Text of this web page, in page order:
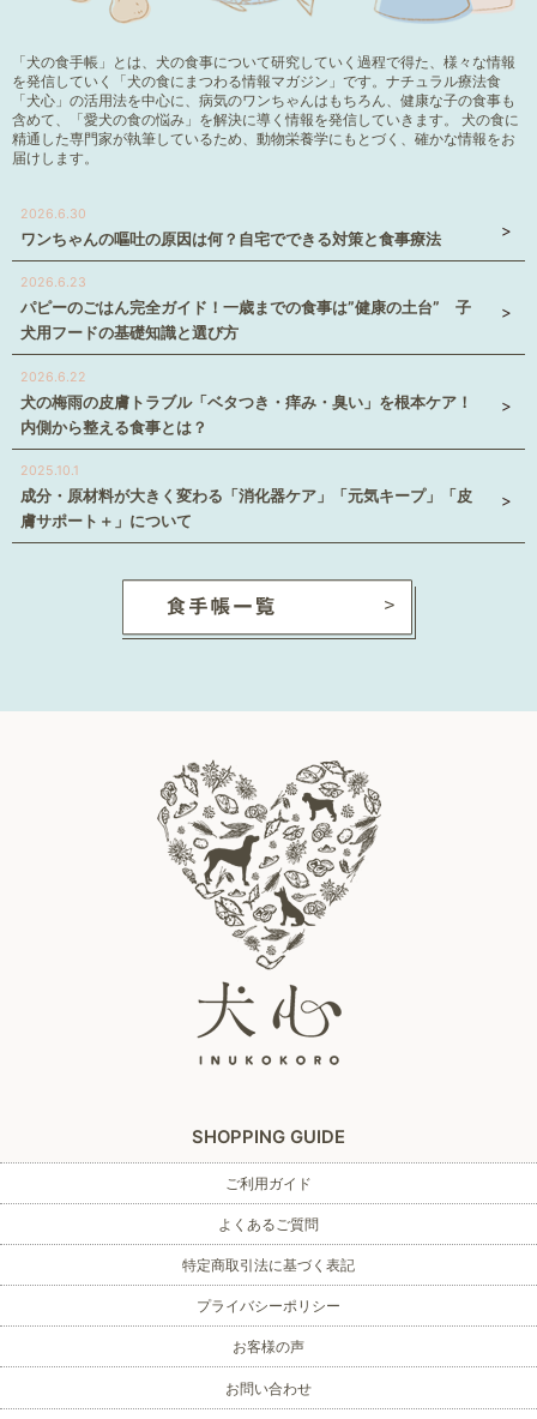
「犬の食手帳」とは、犬の食事について研究していく過程で得た、様々な情報
を発信していく「犬の食にまつわる情報マガジン」です。ナチュラル療法食
「犬心」の活用法を中心に、病気のワンちゃんはもちろん、健康な子の食事も
含めて、「愛犬の食の悩み」を解決に導く情報を発信していきます。 犬の食に
精通した専門家が執筆しているため、動物栄養学にもとづく、確かな情報をお
届けします。
2026.6.30
ワンちゃんの嘔吐の原因は何？自宅でできる対策と食事療法
2026.6.23
パピーのごはん完全ガイド！一歳までの食事は”健康の土台” 子
犬用フードの基礎知識と選び方
2026.6.22
犬の梅雨の皮膚トラブル「ベタつき・痒み・臭い」を根本ケア！
内側から整える食事とは？
2025.10.1
成分・原材料が大きく変わる「消化器ケア」「元気キープ」「皮
膚サポート＋」について
SHOPPING GUIDE
ご利用ガイド
よくあるご質問
特定商取引法に基づく表記
プライバシーポリシー
お客様の声
お問い合わせ